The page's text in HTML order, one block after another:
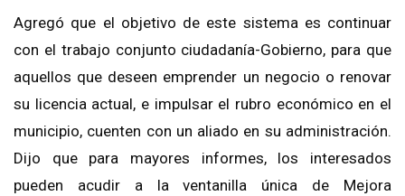
Agregó que el objetivo de este sistema es continuar
con el trabajo conjunto ciudadanía-Gobierno, para que
aquellos que deseen emprender un negocio o renovar
su licencia actual, e impulsar el rubro económico en el
municipio, cuenten con un aliado en su administración.
Dijo que para mayores informes, los interesados
pueden acudir a la ventanilla única de Mejora